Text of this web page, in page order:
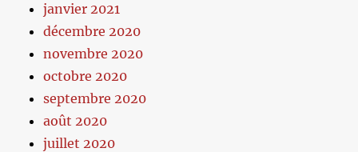
janvier 2021
décembre 2020
novembre 2020
octobre 2020
septembre 2020
août 2020
juillet 2020